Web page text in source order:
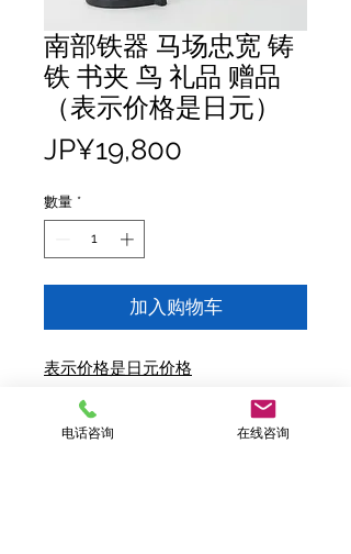
南部铁器 马场忠宽 铸
铁 书夹 鸟 礼品 赠品
（表示价格是日元）
JP¥19,800
數量 *
加入购物车
表示价格是日元价格
尺寸：12.5cm×7cm×高21.5cm
重量：1840g
电话咨询 在线咨询